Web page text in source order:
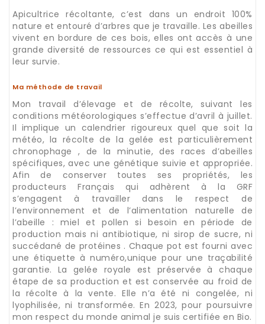
Apicultrice récoltante, c’est dans un endroit 100%
nature et entouré d’arbres que je travaille. Les abeilles
vivent en bordure de ces bois, elles ont accès à une
grande diversité de ressources ce qui est essentiel à
leur survie.
Ma méthode de travail
Mon travail d’élevage et de récolte, suivant les
conditions météorologiques s’effectue d’avril à juillet.
Il implique un calendrier rigoureux quel que soit la
météo, la récolte de la gelée est particulièrement
chronophage , de la minutie, des races d’abeilles
spécifiques, avec une génétique suivie et appropriée.
Afin de conserver toutes ses propriétés, les
producteurs Français qui adhèrent à la GRF
s’engagent à travailler dans le respect de
l’environnement et de l’alimentation naturelle de
l’abeille : miel et pollen si besoin en période de
production mais ni antibiotique, ni sirop de sucre, ni
succédané de protéines . Chaque pot est fourni avec
une étiquette à numéro,unique pour une traçabilité
garantie. La gelée royale est préservée à chaque
étape de sa production et est conservée au froid de
la récolte à la vente. Elle n’a été ni congelée, ni
lyophilisée, ni transformée. En 2023, pour poursuivre
mon respect du monde animal je suis certifiée en Bio.